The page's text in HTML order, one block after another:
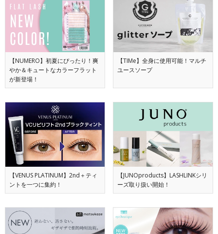
【NUMERO】初夏にぴったり！爽
やか＆キュートなカラーフラット
が新登場！
【TIMe】全身に使用可能！マルチ
ユースソープ
【VENUS PLATINUM】2nd＋ティ
ントを一つに集約！
【JUNOproducts】LASHLINKシリ
ーズ取り扱い開始！